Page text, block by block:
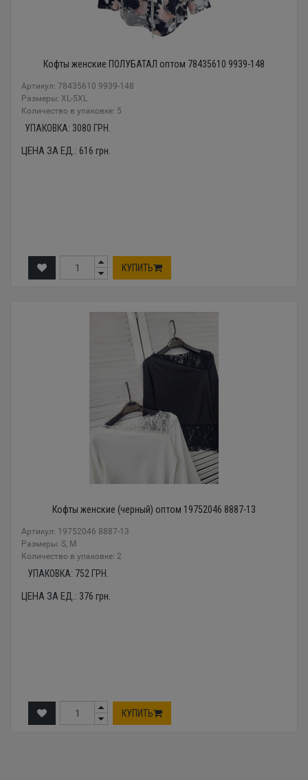
Кофты женские ПОЛУБАТАЛ оптом 78435610 9939-148
Артикул: 78435610 9939-148
Размеры: XL-5XL
Количество в упаковке: 5
УПАКОВКА: 3080 ГРН.
ЦЕНА ЗА ЕД.: 616 грн.
КУПИТЬ
Кофты женские (черный) оптом 19752046 8887-13
Артикул: 19752046 8887-13
Размеры: S, M
Количество в упаковке: 2
УПАКОВКА: 752 ГРН.
ЦЕНА ЗА ЕД.: 376 грн.
КУПИТЬ